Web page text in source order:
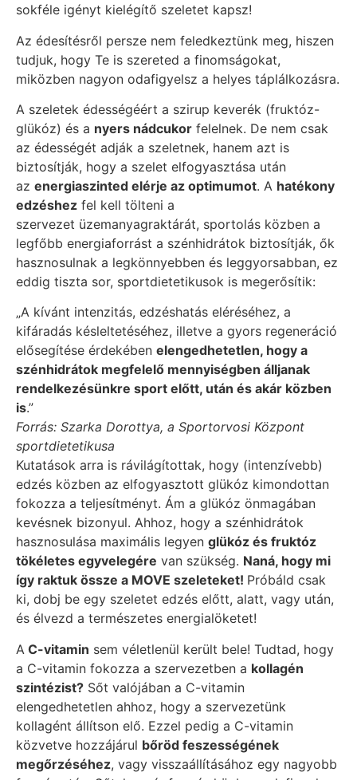
sokféle igényt kielégítő szeletet kapsz!
Az édesítésről persze nem feledkeztünk meg, hiszen
tudjuk, hogy Te is szereted a finomságokat,
miközben nagyon odafigyelsz a helyes táplálkozásra.
A szeletek édességéért a szirup keverék (fruktóz-
glükóz) és a nyers nádcukor felelnek. De nem csak
az édességét adják a szeletnek, hanem azt is
biztosítják, hogy a szelet elfogyasztása után
az energiaszinted elérje az optimumot. A hatékony
edzéshez fel kell tölteni a
szervezet üzemanyagraktárát, sportolás közben a
legfőbb energiaforrást a szénhidrátok biztosítják, ők
hasznosulnak a legkönnyebben és leggyorsabban, ez
eddig tiszta sor, sportdietetikusok is megerősítik:
„A kívánt intenzitás, edzéshatás eléréséhez, a
kifáradás késleltetéséhez, illetve a gyors regeneráció
elősegítése érdekében elengedhetetlen, hogy a
szénhidrátok megfelelő mennyiségben álljanak
rendelkezésünkre sport előtt, után és akár közben
is.”
Forrás: Szarka Dorottya, a Sportorvosi Központ
sportdietetikusa
Kutatások arra is rávilágítottak, hogy (intenzívebb)
edzés közben az elfogyasztott glükóz kimondottan
fokozza a teljesítményt. Ám a glükóz önmagában
kevésnek bizonyul. Ahhoz, hogy a szénhidrátok
hasznosulása maximális legyen glükóz és fruktóz
tökéletes egyvelegére van szükség. Naná, hogy mi
így raktuk össze a MOVE szeleteket! Próbáld csak
ki, dobj be egy szeletet edzés előtt, alatt, vagy után,
és élvezd a természetes energialöketet!
A C-vitamin sem véletlenül került bele! Tudtad, hogy
a C-vitamin fokozza a szervezetben a kollagén
szintézist? Sőt valójában a C-vitamin
elengedhetetlen ahhoz, hogy a szervezetünk
kollagént állítson elő. Ezzel pedig a C-vitamin
közvetve hozzájárul bőröd feszességének
megőrzéséhez, vagy visszaállításához egy nagyobb